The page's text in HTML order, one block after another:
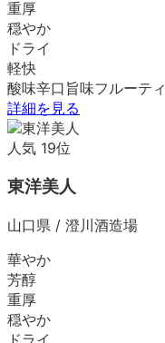
重厚
穏やか
ドライ
軽快
酸味辛口 旨味フルーティ
詳細を見る
人気 19位
東洋美人
山口県 / 澄川酒造場
華やか
芳醇
重厚
穏やか